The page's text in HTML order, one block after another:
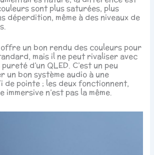
sont plus saturées, plus
déperdition, même à des niveaux de
offre un bon rendu des couleurs pour
mais il ne peut rivaliser avec
d’un QLED. C’est un peu
un bon système audio à une
de pointe ; les deux fonctionnent,
immersive n’est pas la même.